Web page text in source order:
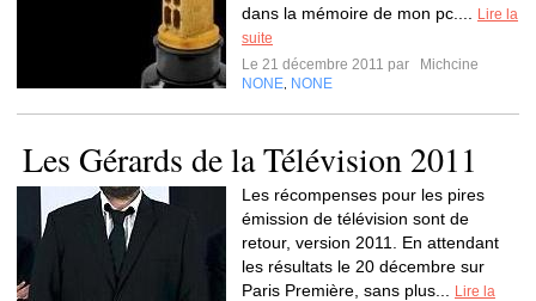
dans la mémoire de mon pc....
Lire la
suite
Le 21 décembre 2011 par
Michcine
NONE NONE
Les Gérards de la Télévision 2011
Les récompenses pour les pires
émission de télévision sont de
retour, version 2011. En attendant
les résultats le 20 décembre sur
Paris Première, sans plus...
Lire la